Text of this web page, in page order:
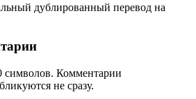
дублированный перевод на
Комментарии
не сразу.